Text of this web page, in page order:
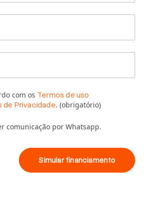
com os Termos de uso
de Privacidade. (obrigatório)
comunicação por Whatsapp.
Simular financiamento